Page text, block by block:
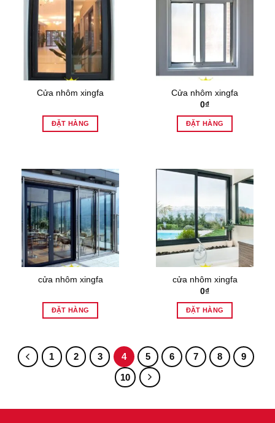
Cửa nhôm xingfa
ĐẶT HÀNG
Cửa nhôm xingfa
0₫
ĐẶT HÀNG
cửa nhôm xingfa
ĐẶT HÀNG
cửa nhôm xingfa
0₫
ĐẶT HÀNG
1 2 3 4 5 6 7 8
9
10